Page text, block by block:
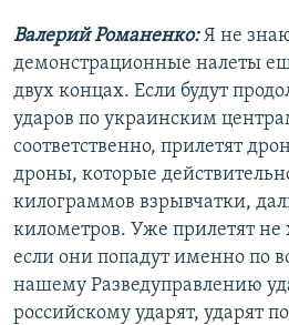
Валерий Романенко:Я не
демонстрационные налеты
двух концах. Если будут
ударов по украинским
соответственно, прилетят
дроны, которые
килограммов взрывчатки,
километров. Уже прилетят
если они попадут именно по
нашему Разведуправлению
российскому ударят, ударят